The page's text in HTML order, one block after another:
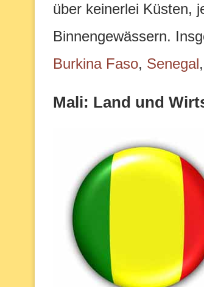
über keinerlei Küsten,
Binnengewässern.
Burkina Faso, Senegal,
Mali: Land und